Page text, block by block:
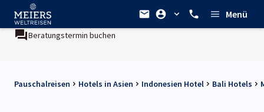
Menü
Beratungstermin buchen
Pauschalreisen Hotels in Asien Indonesien Hotel Bali Hotels